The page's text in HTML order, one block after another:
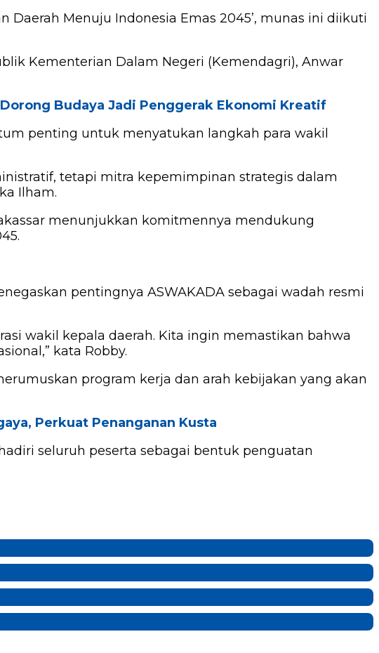
Menuju Indonesia Emas 2045’, munas ini diikuti
Kementerian Dalam Negeri (Kemendagri), Anwar
Budaya Jadi Penggerak Ekonomi Kreatif
penting untuk menyatukan langkah para wakil
tetapi mitra kepemimpinan strategis dalam
Ilham.
menunjukkan komitmennya mendukung
pentingnya ASWAKADA sebagai wadah resmi
wakil kepala daerah. Kita ingin memastikan bahwa
kata Robby.
program kerja dan arah kebijakan yang akan
Perkuat Penanganan Kusta
seluruh peserta sebagai bentuk penguatan